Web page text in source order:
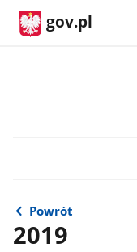
gov.pl
Powrót
2019